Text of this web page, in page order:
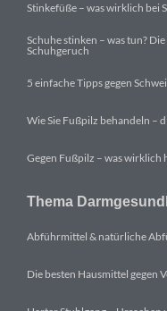
Stinkefüße – was wirklich bei
Schuhe stinken – was tun?
Schuhgeruch
5 einfache Tipps gegen
Wie Sie Fußpilz behandeln –
Gegen Fußpilz – was wirklich
Thema
Abführmittel & natürliche
Die besten Hausmittel gegen